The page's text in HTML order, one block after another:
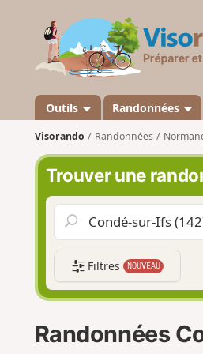
Outils Randonnées
Visorando Randonnées
Trouver une
Filtres NOUVEAU
Randonnées